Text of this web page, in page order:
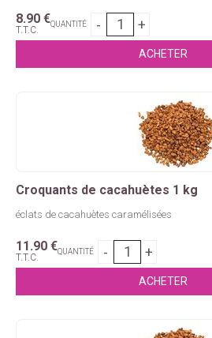
8.90 €
T.T.C. QUANTITÉ
Croquants de cacahuètes 1 kg
éclats de cacahuètes caramélisées
11.90 €
T.T.C. QUANTITÉ